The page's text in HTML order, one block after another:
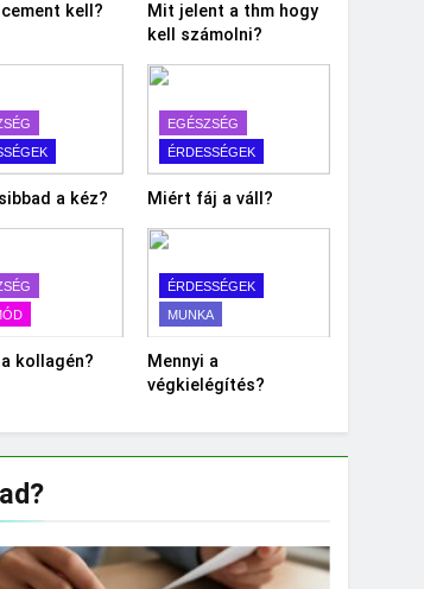
kell?
Mit jelent a thm hogy
kell számolni?
a kéz?
EGÉSZSÉG
ÉRDESSÉGEK
Miért fáj a váll?
kollagén?
ÉRDESSÉGEK
MUNKA
Mennyi a
végkielégítés?